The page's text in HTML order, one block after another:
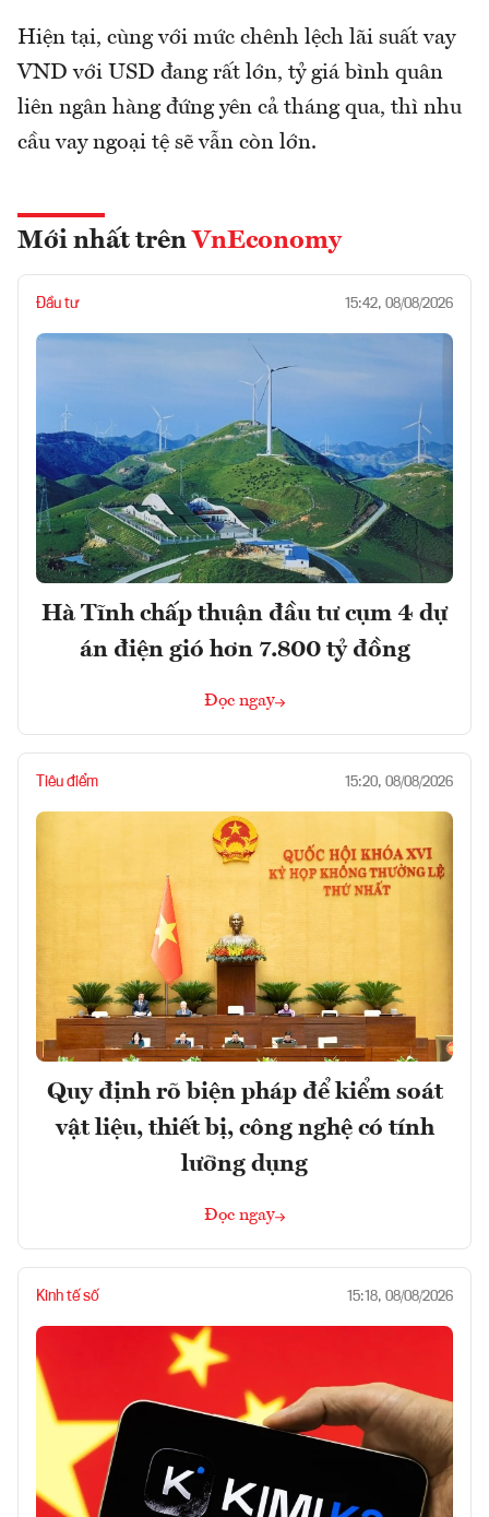
Hiện tại, cùng với mức chênh lệch lãi suất vay
VND với USD đang rất lớn, tỷ giá bình quân
liên ngân hàng đứng yên cả tháng qua, thì nhu
cầu vay ngoại tệ sẽ vẫn còn lớn.
Mới nhất trên VnEconomy
Đầu tư 15:42, 08/08/2026
Hà Tĩnh chấp thuận đầu tư cụm 4 dự
án điện gió hơn 7.800 tỷ đồng
Đọc ngay
Tiêu điểm 15:20, 08/08/2026
Quy định rõ biện pháp để kiểm soát
vật liệu, thiết bị, công nghệ có tính
lưỡng dụng
Đọc ngay
Kinh tế số 15:18, 08/08/2026